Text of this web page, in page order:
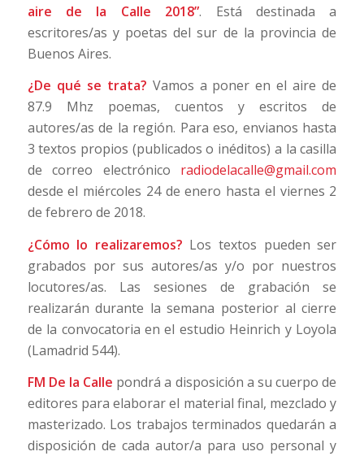
aire de la Calle 2018”. Está destinada a
escritores/as y poetas del sur de la provincia de
Buenos Aires.
¿De qué se trata? Vamos a poner en el aire de
87.9 Mhz poemas, cuentos y escritos de
autores/as de la región. Para eso, envianos hasta
3 textos propios (publicados o inéditos) a la casilla
de correo electrónico radiodelacalle@gmail.com
desde el miércoles 24 de enero hasta el viernes 2
de febrero de 2018.
¿Cómo lo realizaremos? Los textos pueden ser
grabados por sus autores/as y/o por nuestros
locutores/as. Las sesiones de grabación se
realizarán durante la semana posterior al cierre
de la convocatoria en el estudio Heinrich y Loyola
(Lamadrid 544).
FM De la Calle pondrá a disposición a su cuerpo de
editores para elaborar el material final, mezclado y
masterizado. Los trabajos terminados quedarán a
disposición de cada autor/a para uso personal y